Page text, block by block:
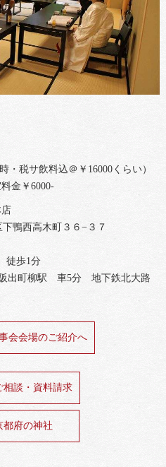
・税サ飲料込＠￥16000くらい）
金￥6000-
鴨西高木町３６−３７
徒歩1分
町柳駅 車5分 地下鉄北大路
会会場のご紹介へ
相談・資料請求
都府の神社